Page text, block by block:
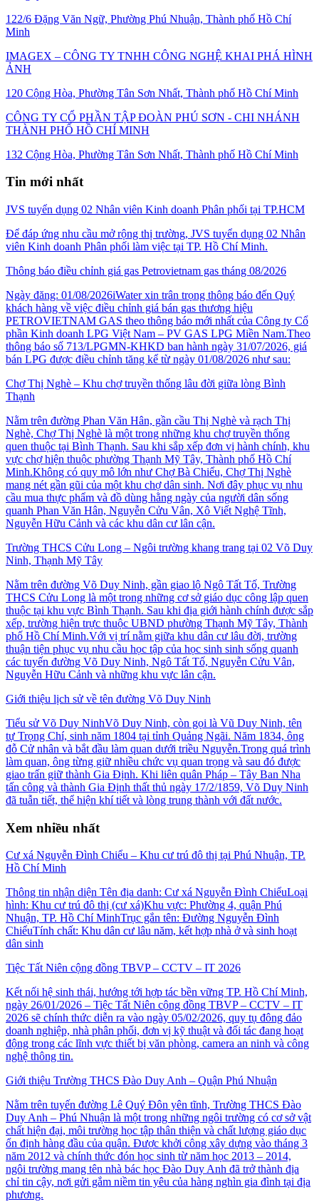
122/6 Đặng Văn Ngữ, Phường Phú Nhuận, Thành phố Hồ Chí
Minh
IMAGEX – CÔNG TY TNHH CÔNG NGHỆ KHAI PHÁ HÌNH
ẢNH
120 Cộng Hòa, Phường Tân Sơn Nhất, Thành phố Hồ Chí Minh
CÔNG TY CỔ PHẦN TẬP ĐOÀN PHÚ SƠN - CHI NHÁNH
THÀNH PHỐ HỒ CHÍ MINH
132 Cộng Hòa, Phường Tân Sơn Nhất, Thành phố Hồ Chí Minh
Tin mới nhất
JVS tuyển dụng 02 Nhân viên Kinh doanh Phân phối tại TP.HCM
Để đáp ứng nhu cầu mở rộng thị trường, JVS tuyển dụng 02 Nhân
viên Kinh doanh Phân phối làm việc tại TP. Hồ Chí Minh.
Thông báo điều chỉnh giá gas Petrovietnam gas tháng 08/2026
Ngày đăng: 01/08/2026iWater xin trân trọng thông báo đến Quý
khách hàng về việc điều chỉnh giá bán gas thương hiệu
PETROVIETNAM GAS theo thông báo mới nhất của Công ty Cổ
phần Kinh doanh LPG Việt Nam – PV GAS LPG Miền Nam.Theo
thông báo số 713/LPGMN-KHKD ban hành ngày 31/07/2026, giá
bán LPG được điều chỉnh tăng kể từ ngày 01/08/2026 như sau:
Chợ Thị Nghè – Khu chợ truyền thống lâu đời giữa lòng Bình
Thạnh
Nằm trên đường Phan Văn Hân, gần cầu Thị Nghè và rạch Thị
Nghè, Chợ Thị Nghè là một trong những khu chợ truyền thống
quen thuộc tại Bình Thạnh. Sau khi sắp xếp đơn vị hành chính, khu
vực chợ hiện thuộc phường Thạnh Mỹ Tây, Thành phố Hồ Chí
Minh.Không có quy mô lớn như Chợ Bà Chiểu, Chợ Thị Nghè
mang nét gần gũi của một khu chợ dân sinh. Nơi đây phục vụ nhu
cầu mua thực phẩm và đồ dùng hằng ngày của người dân sống
quanh Phan Văn Hân, Nguyễn Cửu Vân, Xô Viết Nghệ Tĩnh,
Nguyễn Hữu Cảnh và các khu dân cư lân cận.
Trường THCS Cửu Long – Ngôi trường khang trang tại 02 Võ Duy
Ninh, Thạnh Mỹ Tây
Nằm trên đường Võ Duy Ninh, gần giao lộ Ngô Tất Tố, Trường
THCS Cửu Long là một trong những cơ sở giáo dục công lập quen
thuộc tại khu vực Bình Thạnh. Sau khi địa giới hành chính được sắp
xếp, trường hiện trực thuộc UBND phường Thạnh Mỹ Tây, Thành
phố Hồ Chí Minh.Với vị trí nằm giữa khu dân cư lâu đời, trường
thuận tiện phục vụ nhu cầu học tập của học sinh sinh sống quanh
các tuyến đường Võ Duy Ninh, Ngô Tất Tố, Nguyễn Cửu Vân,
Nguyễn Hữu Cảnh và những khu vực lân cận.
Giới thiệu lịch sử về tên đường Võ Duy Ninh
Tiểu sử Võ Duy NinhVõ Duy Ninh, còn gọi là Vũ Duy Ninh, tên
tự Trọng Chí, sinh năm 1804 tại tỉnh Quảng Ngãi. Năm 1834, ông
đỗ Cử nhân và bắt đầu làm quan dưới triều Nguyễn.Trong quá trình
làm quan, ông từng giữ nhiều chức vụ quan trọng và sau đó được
giao trấn giữ thành Gia Định. Khi liên quân Pháp – Tây Ban Nha
tấn công và thành Gia Định thất thủ ngày 17/2/1859, Võ Duy Ninh
đã tuẫn tiết, thể hiện khí tiết và lòng trung thành với đất nước.
Xem nhiều nhất
Cư xá Nguyễn Đình Chiểu – Khu cư trú đô thị tại Phú Nhuận, TP.
Hồ Chí Minh
Thông tin nhận diện Tên địa danh: Cư xá Nguyễn Đình ChiểuLoại
hình: Khu cư trú đô thị (cư xá)Khu vực: Phường 4, quận Phú
Nhuận, TP. Hồ Chí MinhTrục gắn tên: Đường Nguyễn Đình
ChiểuTính chất: Khu dân cư lâu năm, kết hợp nhà ở và sinh hoạt
dân sinh
Tiệc Tất Niên cộng đồng TBVP – CCTV – IT 2026
Kết nối hệ sinh thái, hướng tới hợp tác bền vững TP. Hồ Chí Minh,
ngày 26/01/2026 – Tiệc Tất Niên cộng đồng TBVP – CCTV – IT
2026 sẽ chính thức diễn ra vào ngày 05/02/2026, quy tụ đông đảo
doanh nghiệp, nhà phân phối, đơn vị kỹ thuật và đối tác đang hoạt
động trong các lĩnh vực thiết bị văn phòng, camera an ninh và công
nghệ thông tin.
Giới thiệu Trường THCS Đào Duy Anh – Quận Phú Nhuận
Nằm trên tuyến đường Lê Quý Đôn yên tĩnh, Trường THCS Đào
Duy Anh – Phú Nhuận là một trong những ngôi trường có cơ sở vật
chất hiện đại, môi trường học tập thân thiện và chất lượng giáo dục
ổn định hàng đầu của quận. Được khởi công xây dựng vào tháng 3
năm 2012 và chính thức đón học sinh từ năm học 2013 – 2014,
ngôi trường mang tên nhà bác học Đào Duy Anh đã trở thành địa
chỉ tin cậy, nơi gửi gắm niềm tin yêu của hàng nghìn gia đình tại địa
phương.